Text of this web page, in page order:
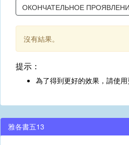
沒有結果。
提示：
為了得到更好的效果，請使用
雅各書五13